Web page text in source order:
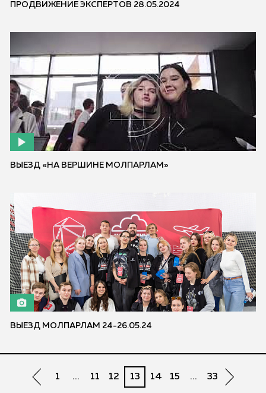
ПРОДВИЖЕНИЕ ЭКСПЕРТОВ 28.05.2024
ВЫЕЗД «НА ВЕРШИНЕ МОЛПАРЛАМ»
ВЫЕЗД МОЛПАРЛАМ 24-26.05.24
1 ... 11 12 13 14 15 ... 33